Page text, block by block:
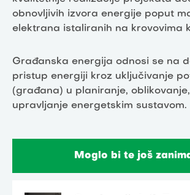
obnovljivih izvora energije poput
elektrana istaliranih na krovovima
Građanska energija odnosi se na
pristup energiji kroz uključivanje
(građana) u planiranje,
upravljanje energetskim sustavom.
Moglo bi te još